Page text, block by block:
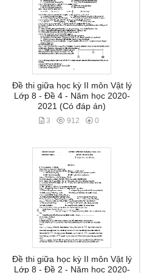
Đề thi giữa học kỳ II môn Vật lý
Lớp 8 - Đề 4 - Năm học 2020-
2021 (Có đáp án)
3 912 0
Đề thi giữa học kỳ II môn Vật lý
Lớp 8 - Đề 2 - Năm học 2020-